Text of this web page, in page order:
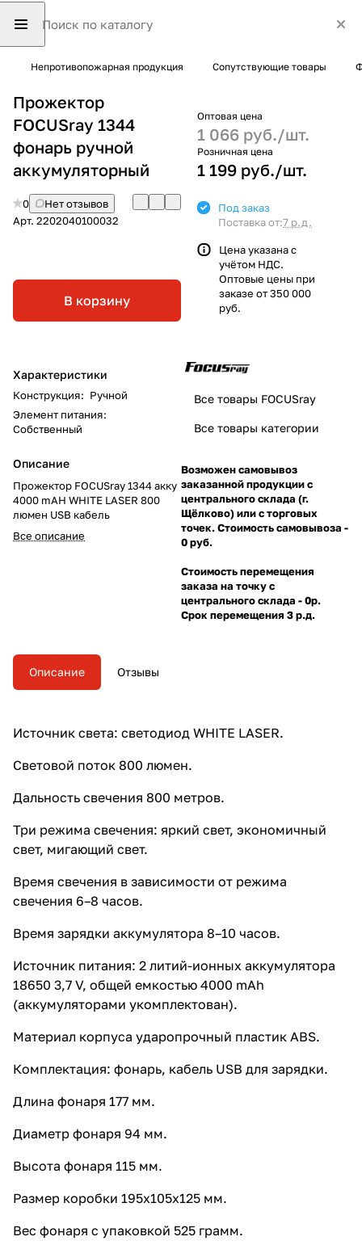
Непротивопожарная продукция Сопутствующие товары
Прожектор
FOCUSray 1344
фонарь ручной
аккумуляторный
0
Нет отзывов
Арт. 2202040100032
В корзину
Характеристики
Конструкция: Ручной
Элемент питания:
Собственный
Описание
Прожектор FOCUSray 1344 акку
4000 mAH WHITE LASER 800
люмен USB кабель
Все описание
Оптовая цена
1 066 руб./шт.
Розничная цена
1 199 руб./шт.
Под заказ
Поставка от:7 р.д.
Цена указана с
учётом НДС.
Оптовые цены при
заказе от 350 000
руб.
Все товары FOCUSray
Все товары категории
Возможен самовывоз
заказанной продукции с
центрального склада (г.
Щёлково) или с торговых
точек. Стоимость самовывоза -
0 руб.
Стоимость перемещения
заказа на точку с
центрального склада - 0р.
Срок перемещения 3 р.д.
Описание Отзывы
Источник света: светодиод WHITE LASER.
Световой поток 800 люмен.
Дальность свечения 800 метров.
Три режима свечения: яркий свет, экономичный
свет, мигающий свет.
Время свечения в зависимости от режима
свечения 6–8 часов.
Время зарядки аккумулятора 8–10 часов.
Источник питания: 2 литий-ионных аккумулятора
18650 3,7 V, общей емкостью 4000 mAh
(аккумуляторами укомплектован).
Материал корпуса ударопрочный пластик ABS.
Комплектация: фонарь, кабель USB для зарядки.
Длина фонаря 177 мм.
Диаметр фонаря 94 мм.
Высота фонаря 115 мм.
Размер коробки 195х105х125 мм.
Вес фонаря с упаковкой 525 грамм.